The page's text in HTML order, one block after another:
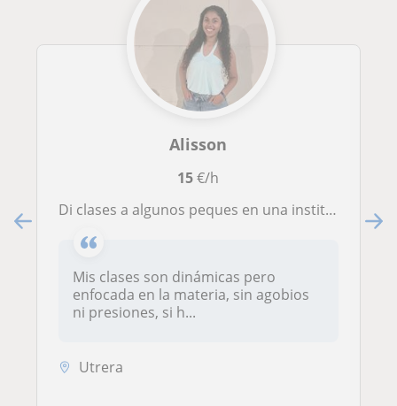
Alisson
15€/h
Di clases a algunos peques en una institución, centrada en los niños de infantil y primer ciclo de primaria
Mis clases son dinámicas pero
enfocada en la materia, sin agobios
ni presiones, si h...
Utrera